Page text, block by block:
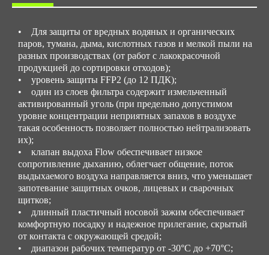
• Для защиты от вредных водяных и органических
паров, тумана, дыма, кислотных газов и мелкой пыли на
разных производствах (от работ с лакокрасочной
продукцией до сортировки отходов);
• уровень защиты FFP2 (до 12 ПДК);
• один из слоев фильтра содержит измельченный
активированный уголь (при предельно допустимом
уровне концентрации неприятных запахов в воздухе
такая особенность позволяет полностью нейтрализовать
их);
• клапан выдоха Flow обеспечивает низкое
сопротивление дыханию, облегчает общение, поток
выдыхаемого воздуха направляется вниз, что уменьшает
запотевание защитных очков, лицевых и сварочных
щитков;
• длинный пластичный носовой зажим обеспечивает
комфортную посадку и надежное прилегание, скрытый
от контакта с окружающей средой;
• диапазон рабочих температур от -30°C до +70°C;